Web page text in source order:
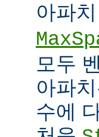
아파
모두
아파
수에